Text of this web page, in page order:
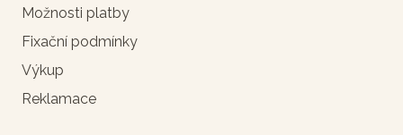
Možnosti platby
Fixační podmínky
Výkup
Reklamace